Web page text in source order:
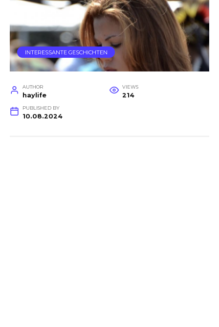
INTERESSANTE GESCHICHTEN
AUTHOR
haylife
VIEWS
214
PUBLISHED BY
10.08.2024